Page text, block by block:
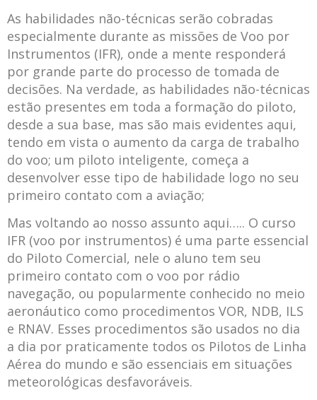
As habilidades não-técnicas serão cobradas
especialmente durante as missões de Voo por
Instrumentos (IFR), onde a mente responderá
por grande parte do processo de tomada de
decisões. Na verdade, as habilidades não-técnicas
estão presentes em toda a formação do piloto,
desde a sua base, mas são mais evidentes aqui,
tendo em vista o aumento da carga de trabalho
do voo; um piloto inteligente, começa a
desenvolver esse tipo de habilidade logo no seu
primeiro contato com a aviação;
Mas voltando ao nosso assunto aqui….. O curso
IFR (voo por instrumentos) é uma parte essencial
do Piloto Comercial, nele o aluno tem seu
primeiro contato com o voo por rádio
navegação, ou popularmente conhecido no meio
aeronáutico como procedimentos VOR, NDB, ILS
e RNAV. Esses procedimentos são usados no dia
a dia por praticamente todos os Pilotos de Linha
Aérea do mundo e são essenciais em situações
meteorológicas desfavoráveis.